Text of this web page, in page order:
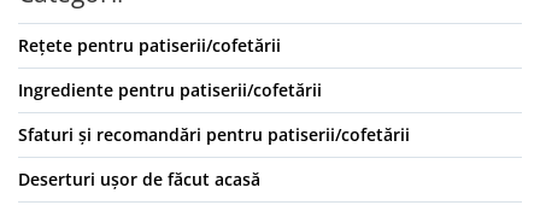
Rețete pentru patiserii/cofetării
Ingrediente pentru patiserii/cofetării
Sfaturi și recomandări pentru patiserii/cofetării
Deserturi ușor de făcut acasă